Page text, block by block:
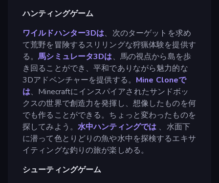
ハンティングゲーム
ワイルドハンター3Dは、次のターゲットを求め
て荒野を冒険するスリリングな狩猟体験を提供す
る。馬シミュレータ3Dは、馬の視点から島を歩
き回ることができ、平和でありながら魅力的な
3Dアドベンチャーを提供する。 Mine Cloneで
は、Minecraftにインスパイアされたサンドボッ
クスの世界で創造力を発揮し、想像したものを何
でも作ることができる。ちょっと変わったものを
探してみよう。 水中ハンティングでは 、水面下
に潜って色とりどりの魚や水中を探検するエキサ
イティングな釣りの旅が楽しめる。
シューティングゲーム